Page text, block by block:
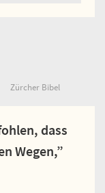
Zürcher Bibel
dass
Wegen,”